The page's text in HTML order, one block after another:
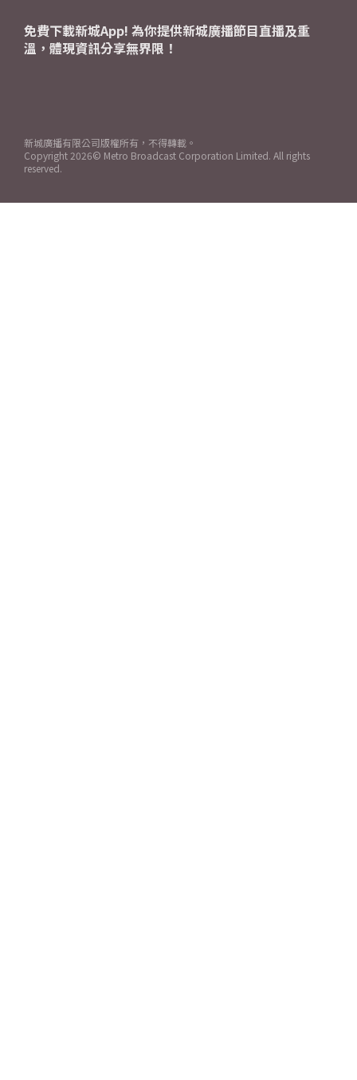
免費下載新城App! 為你提供新城廣播節目直播及重
溫，體現資訊分享無界限！
新城廣播有限公司版權所有，不得轉載。
Copyright 2026© Metro Broadcast Corporation Limited. All rights
reserved.